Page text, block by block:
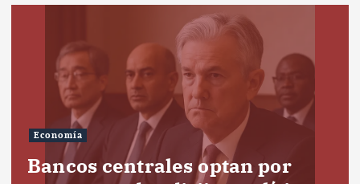
Economía
Bancos centrales optan por